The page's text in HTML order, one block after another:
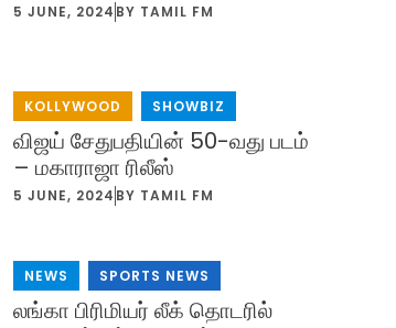
5 JUNE, 2024 BY TAMIL FM
KOLLYWOOD SHOWBIZ
விஜய் சேதுபதியின் 50-வது படம்
– மகாராஜா ரிலீஸ்
5 JUNE, 2024 BY TAMIL FM
NEWS SPORTS NEWS
லங்கா பிரிமியர் லீக் தொடரில்